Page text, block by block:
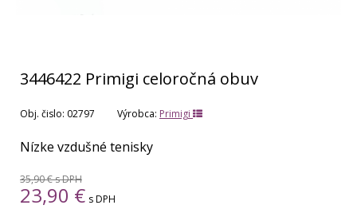
3446422 Primigi celoročná obuv
Obj. čislo: 02797 Výrobca: Primigi
Nízke vzdušné tenisky
35,90 €s DPH
23,90 € s DPH